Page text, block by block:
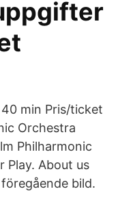
min Pris/ticket
Orchestra
Philharmonic
Play. About us
bild.